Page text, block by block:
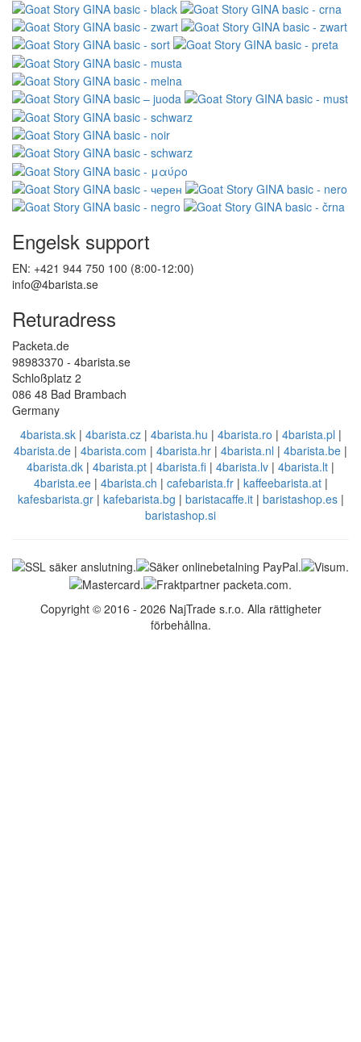
Engelsk support
EN: +421 944 750 100 (8:00-12:00)
info@4barista.se
Returadress
Packeta.de
98983370 - 4barista.se
Schloßplatz 2
086 48 Bad Brambach
Germany
4barista.sk| 4barista.cz| 4barista.hu | 4barista.ro | 4barista.pl |
4barista.de | 4barista.com | 4barista.hr | 4barista.nl | 4barista.be |
4barista.dk | 4barista.pt | 4barista.fi | 4barista.lv | 4barista.lt |
4barista.ee| 4barista.ch | cafebarista.fr| kaffeebarista.at|
kafesbarista.gr| kafebarista.bg | baristacaffe.it| baristashop.es|
baristashop.si
Copyright © 2016 - 2026 NajTrade s.r.o. Alla rättigheter
förbehållna.